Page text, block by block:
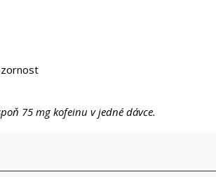
75 mg kofeinu v jedné dávce.